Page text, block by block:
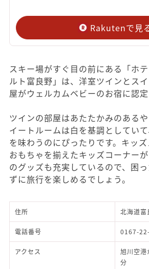
Rakutenで見
スキー場がすぐ目の前にある「ホ
ルト富良野」は、洋室ツインとス
屋がウェルカムベビーのお宿に認定
ツインの部屋はあたたかみのある
イートルームは白を基調としてい
を味わうのにぴったりです。キッ
おもちゃを揃えたキッズコーナー
のグッズも充実しているので、困
ずに旅行を楽しめるでしょう。
住所 北海道
電話番号 0167-
アクセス
旭川空港
分